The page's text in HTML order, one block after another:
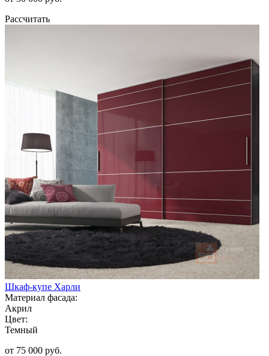
Рассчитать
Шкаф-купе Харли
Материал фасада:
Акрил
Цвет:
Темный
от 75 000 руб.